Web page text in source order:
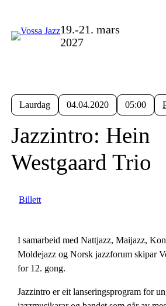
19.-21. mars
2027
Laurdag 04.04.2020 05:00
Jazzintro: Hein
Westgaard Trio
Billett
I samarbeid med Nattjazz, Maijazz,
Moldejazz og Norsk jazzforum skipar
for 12. gong.
Jazzintro er eit lanseringsprogram for